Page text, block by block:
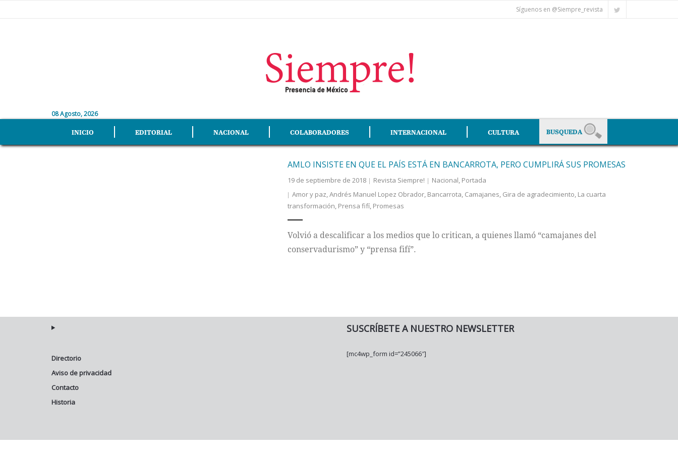
Síguenos en @Siempre_revista
08 Agosto, 2026
INICIO EDITORIAL NACIONAL COLABORADORES INTERNACIONAL CULTURA
AMLO INSISTE EN QUE EL PAÍS ESTÁ EN BANCARROTA, PERO CUMPLIRÁ SUS PROMESAS
19 de septiembre de 2018 Revista Siempre! Nacional, Portada
Amor y paz,Andrés Manuel Lopez Obrador, Bancarrota, Camajanes, Gira de agradecimiento, La cuarta
transformación, Prensa fifí, Promesas
Volvió a descalificar a los medios que lo critican, a quienes llamó “camajanes del
conservadurismo” y “prensa fifí”.
Directorio
Aviso de privacidad
Contacto
Historia
SUSCRÍBETE A NUESTRO NEWSLETTER
[mc4wp_form id=”245066″]